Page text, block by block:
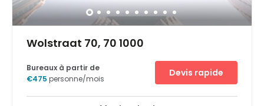
Wolstraat 70, 70 1000
Bureaux à partir de
€475 personne/mois
Devis rapide